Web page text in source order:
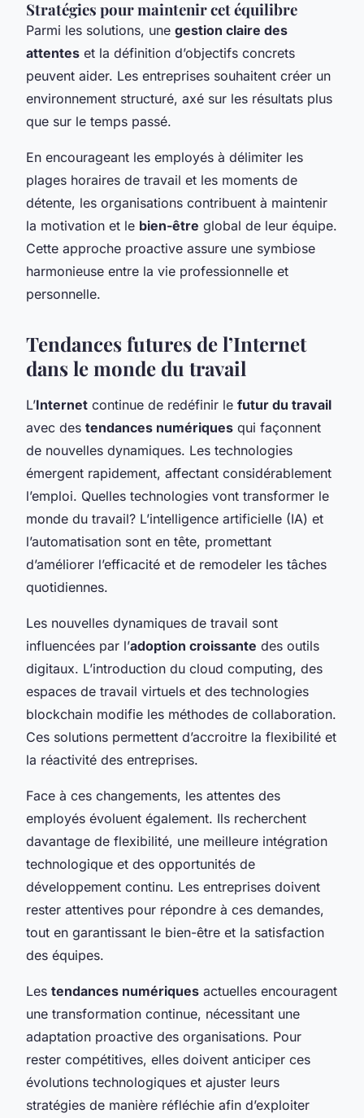
Stratégies pour maintenir cet équilibre
Parmi les solutions, une gestion claire des
attentes et la définition d’objectifs concrets
peuvent aider. Les entreprises souhaitent créer un
environnement structuré, axé sur les résultats plus
que sur le temps passé.
En encourageant les employés à délimiter les
plages horaires de travail et les moments de
détente, les organisations contribuent à maintenir
la motivation et le bien-être global de leur équipe.
Cette approche proactive assure une symbiose
harmonieuse entre la vie professionnelle et
personnelle.
Tendances futures de l’Internet
dans le monde du travail
L’Internet continue de redéfinir le futur du travail
avec des tendances numériques qui façonnent
de nouvelles dynamiques. Les technologies
émergent rapidement, affectant considérablement
l’emploi. Quelles technologies vont transformer le
monde du travail? L’intelligence artificielle (IA) et
l’automatisation sont en tête, promettant
d’améliorer l’efficacité et de remodeler les tâches
quotidiennes.
Les nouvelles dynamiques de travail sont
influencées par l’adoption croissante des outils
digitaux. L’introduction du cloud computing, des
espaces de travail virtuels et des technologies
blockchain modifie les méthodes de collaboration.
Ces solutions permettent d’accroitre la flexibilité et
la réactivité des entreprises.
Face à ces changements, les attentes des
employés évoluent également. Ils recherchent
davantage de flexibilité, une meilleure intégration
technologique et des opportunités de
développement continu. Les entreprises doivent
rester attentives pour répondre à ces demandes,
tout en garantissant le bien-être et la satisfaction
des équipes.
Les tendances numériques actuelles encouragent
une transformation continue, nécessitant une
adaptation proactive des organisations. Pour
rester compétitives, elles doivent anticiper ces
évolutions technologiques et ajuster leurs
stratégies de manière réfléchie afin d’exploiter